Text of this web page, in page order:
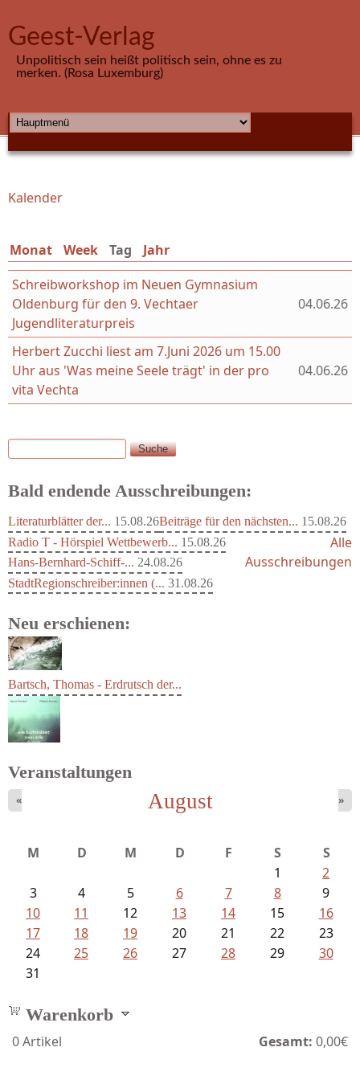
Geest-Verlag
Unpolitisch sein heißt politisch sein, ohne es zu
merken. (Rosa Luxemburg)
HAUPTMENÜ
Sie sind hier
Kalender
Monat Week Tag (aktiver Reiter)
Jahr
Schreibworkshop im Neuen Gymnasium
Oldenburg für den 9. Vechtaer
Jugendliteraturpreis
04.06.26
Herbert Zucchi liest am 7.Juni 2026 um 15.00
Uhr aus 'Was meine Seele trägt' in der pro
vita Vechta
04.06.26
Suchformular
Suche
Bald endende Ausschreibungen:
Literaturblätter der... 15.08.26Beiträge für den nächsten... 15.08.26
Radio T - Hörspiel Wettbewerb... 15.08.26
Hans-Bernhard-Schiff-... 24.08.26
StadtRegionschreiber:innen (... 31.08.26
Alle
Ausschreibungen
Neu erschienen:
Bartsch, Thomas - Erdrutsch der...
Sigune Schnabel und Philipp...
Veranstaltungen
August
« »
M D M D F S
S
1
2
3
4 5 6 7 8
9
10
11 12 13 14 15
16
17
18 19 20 21 22
23
24
25 26 27 28 29
30
31
Warenkorb
0Artikel Gesamt: 0,00€